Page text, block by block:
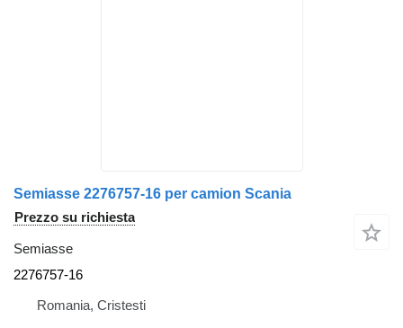
Semiasse 2276757-16 per camion Scania
Prezzo su richiesta
Semiasse
2276757-16
Romania, Cristesti